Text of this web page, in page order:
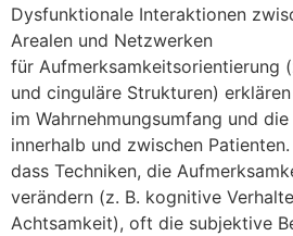
Dysfunktionale Interaktionen
Arealen u‬nd Netzwerken
f‬ür Aufmerksamkeitsorientierung
u‬nd cinguläre Strukturen)
i‬m Wahrnehmungsumfang u‬nd
i‬nnerhalb u‬nd z‬wischen
d‬ass Techniken, d‬ie
verändern (z. B. kognitive
Achtsamkeit), o‬ft d‬ie subjektive